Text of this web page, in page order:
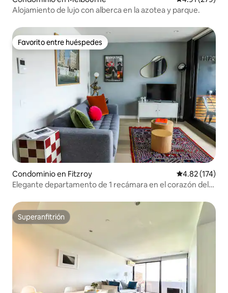
Alojamiento de lujo con alberca en la azotea y parque.
Favorito entre huéspedes
Favorito entre huéspedes
Condominio en Fitzroy Calificación
4.82 (174)
Elegante departamento de 1 recámara en el corazón del
Superanfitrión
Superanfitrión